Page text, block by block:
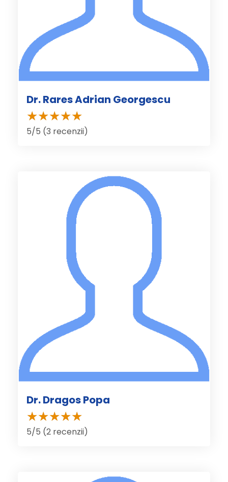
Dr. Rares Adrian Georgescu
5/5 (3 recenzii)
Dr. Dragos Popa
5/5 (2 recenzii)